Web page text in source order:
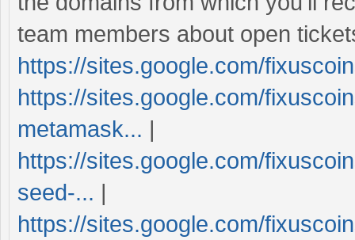
team members about open
https://sites.google.com/
https://sites.google.com/
metamask... |
https://sites.google.com/
seed-... |
https://sites.google.com/